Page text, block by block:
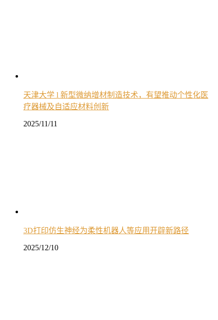
天津大学 l 新型微纳增材制造技术，有望推动个性化医
疗器械及自适应材料创新
2025/11/11
3D打印仿生神经为柔性机器人等应用开辟新路径
2025/12/10